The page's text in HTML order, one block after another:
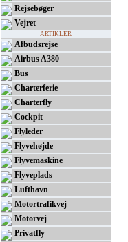
Rejsebøger
Vejret
ARTIKLER
Afbudsrejse
Airbus A380
Bus
Charterferie
Charterfly
Cockpit
Flyleder
Flyvehøjde
Flyvemaskine
Flyveplads
Lufthavn
Motortrafikvej
Motorvej
Privatfly